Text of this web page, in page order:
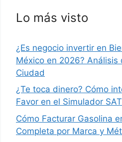
Lo más visto
¿Es negocio invertir en
México en 2026?
Ciudad
¿Te toca dinero? Cómo
Favor en el Simulador
Cómo Facturar Gasolina
Completa por Marca y